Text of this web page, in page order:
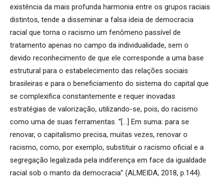
existência da mais profunda harmonia entre os grupos raciais
distintos, tende a disseminar a falsa ideia de democracia
racial que torna o racismo um fenômeno passível de
tratamento apenas no campo da individualidade, sem o
devido reconhecimento de que ele corresponde a uma base
estrutural para o estabelecimento das relações sociais
brasileiras e para o beneficiamento do sistema do capital que
se complexifica constantemente e requer inovadas
estratégias de valorização, utilizando-se, pois, do racismo
como uma de suas ferramentas. “[…] Em suma: para se
renovar, o capitalismo precisa, muitas vezes, renovar o
racismo, como, por exemplo, substituir o racismo oficial e a
segregação legalizada pela indiferença em face da igualdade
racial sob o manto da democracia” (ALMEIDA, 2018, p.144).